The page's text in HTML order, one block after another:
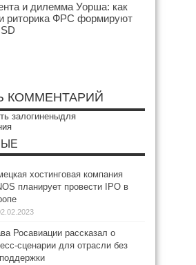
и дилемма Уорша: как
и риторика ФРС формируют
КОММЕНТАРИЙ
залогиненыдля
хостинговая компания
планирует провести IPO в
Росавиации рассказал о
сценарии для отрасли без